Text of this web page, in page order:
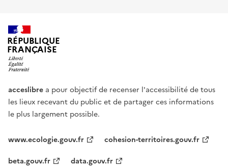
RÉPUBLIQUE
FRANÇAISE
acceslibre a pour objectif de recenser l'accessibilité de tous
les lieux recevant du public et de partager ces informations
le plus largement possible.
www.ecologie.gouv.fr
cohesion-territoires.gouv.fr
beta.gouv.fr
data.gouv.fr